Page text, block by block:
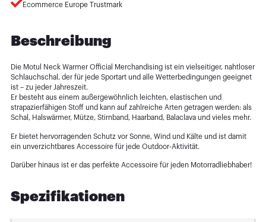
Ecommerce Europe Trustmark
Beschreibung
Die Motul Neck Warmer Official Merchandising ist ein vielseitiger, nahtloser
Schlauchschal, der für jede Sportart und alle Wetterbedingungen geeignet
ist – zu jeder Jahreszeit.
Er besteht aus einem außergewöhnlich leichten, elastischen und
strapazierfähigen Stoff und kann auf zahlreiche Arten getragen werden: als
Schal, Halswärmer, Mütze, Stirnband, Haarband, Balaclava und vieles mehr.
Er bietet hervorragenden Schutz vor Sonne, Wind und Kälte und ist damit
ein unverzichtbares Accessoire für jede Outdoor-Aktivität.
Darüber hinaus ist er das perfekte Accessoire für jeden Motorradliebhaber!
Spezifikationen